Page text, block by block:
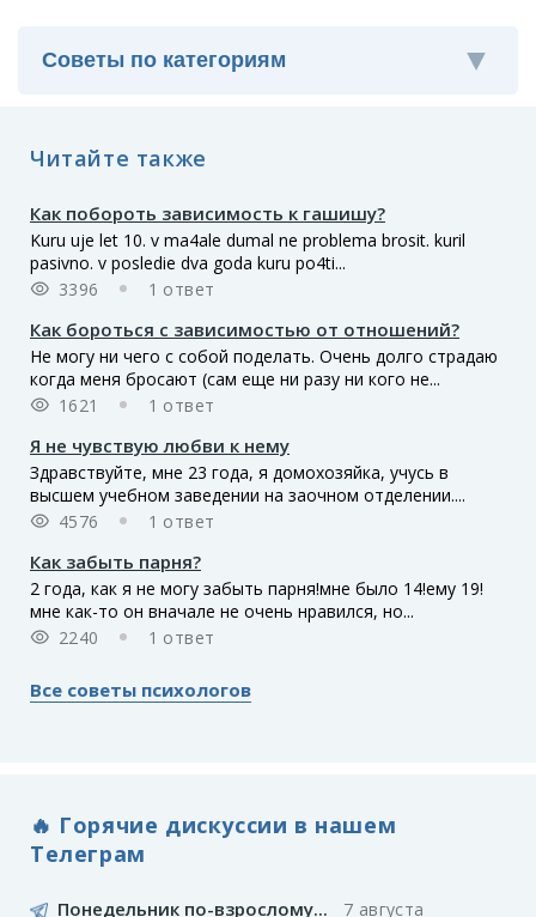
Читайте также
Как побороть зависимость к гашишу?
Kuru uje let 10. v ma4ale dumal ne problema brosit. kuril
pasivno. v posledie dva goda kuru po4ti...
3396
1 ответ
Как бороться с зависимостью от отношений?
Не могу ни чего с собой поделать. Очень долго страдаю
когда меня бросают (сам еще ни разу ни кого не...
1621
1 ответ
Я не чувствую любви к нему
Здравствуйте, мне 23 года, я домохозяйка, учусь в
высшем учебном заведении на заочном отделении....
4576
1 ответ
Как забыть парня?
2 года, как я не могу забыть парня!мне было 14!ему 19!
мне как-то он вначале не очень нравился, но...
2240
1 ответ
Все советы психологов
🔥 Горячие дискуссии в нашем
Телеграм
Понедельник по-взрослому... 7 августа